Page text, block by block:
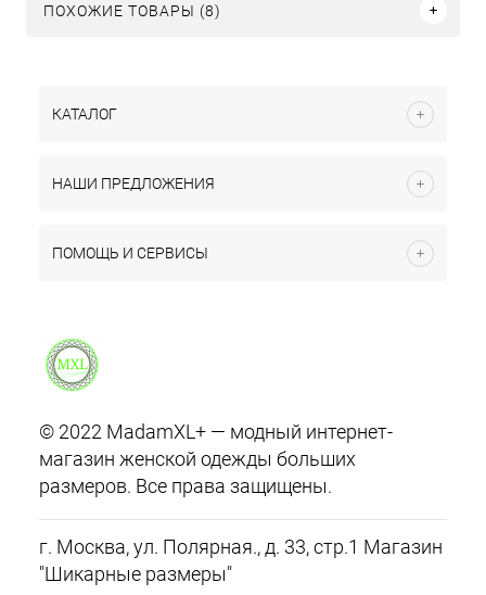
ПОХОЖИЕ ТОВАРЫ (8)
КАТАЛОГ
НАШИ ПРЕДЛОЖЕНИЯ
ПОМОЩЬ И СЕРВИСЫ
© 2022 MadamXL+ — модный интернет-
магазин женской одежды больших
размеров. Все права защищены.
г. Москва, ул. Полярная., д. 33, стр.1 Магазин
"Шикарные размеры"